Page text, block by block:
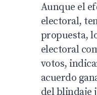
Aunque el
electoral,
propuesta,
electoral
votos,
acuerdo
del blindaje